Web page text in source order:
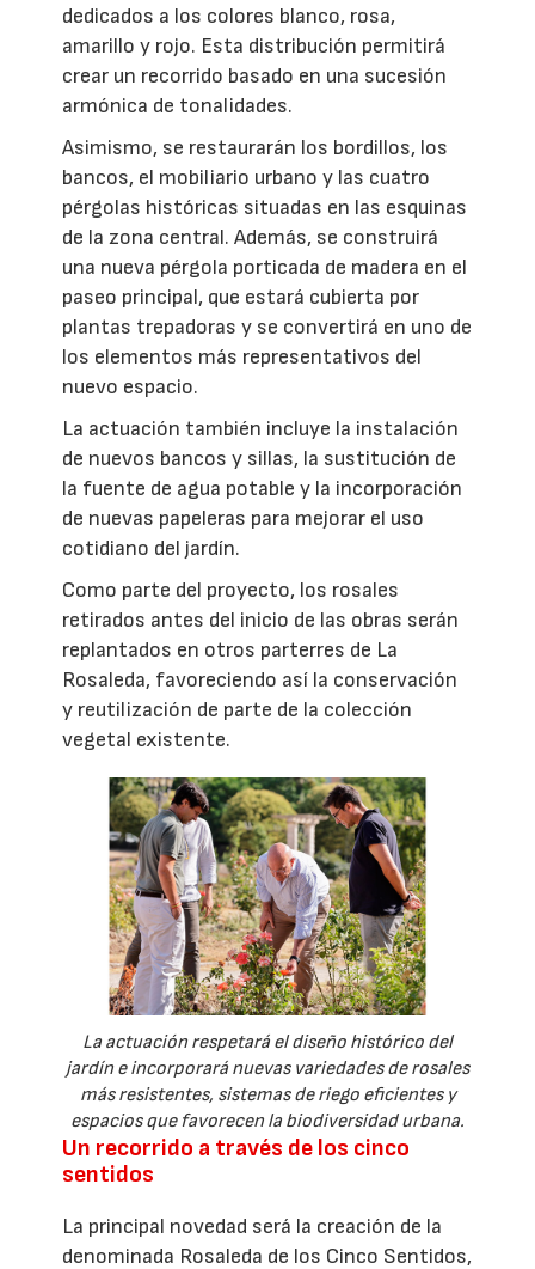
dedicados a los colores blanco, rosa,
amarillo y rojo. Esta distribución permitirá
crear un recorrido basado en una sucesión
armónica de tonalidades.
Asimismo, se restaurarán los bordillos, los
bancos, el mobiliario urbano y las cuatro
pérgolas históricas situadas en las esquinas
de la zona central. Además, se construirá
una nueva pérgola porticada de madera en el
paseo principal, que estará cubierta por
plantas trepadoras y se convertirá en uno de
los elementos más representativos del
nuevo espacio.
La actuación también incluye la instalación
de nuevos bancos y sillas, la sustitución de
la fuente de agua potable y la incorporación
de nuevas papeleras para mejorar el uso
cotidiano del jardín.
Como parte del proyecto, los rosales
retirados antes del inicio de las obras serán
replantados en otros parterres de La
Rosaleda, favoreciendo así la conservación
y reutilización de parte de la colección
vegetal existente.
La actuación respetará el diseño histórico del
jardín e incorporará nuevas variedades de rosales
más resistentes, sistemas de riego eficientes y
espacios que favorecen la biodiversidad urbana.
Un recorrido a través de los cinco
sentidos
La principal novedad será la creación de la
denominada Rosaleda de los Cinco Sentidos,